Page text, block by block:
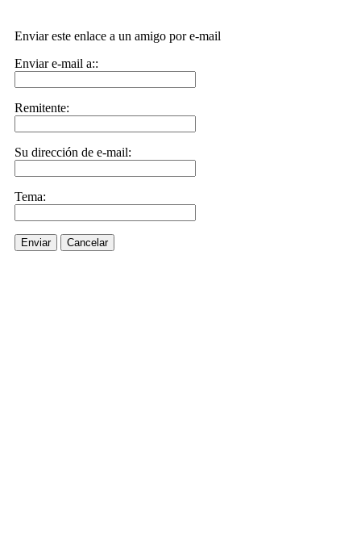
Enviar este enlace a un amigo por e-mail
Enviar e-mail a::
Remitente:
Su dirección de e-mail:
Tema:
Enviar Cancelar